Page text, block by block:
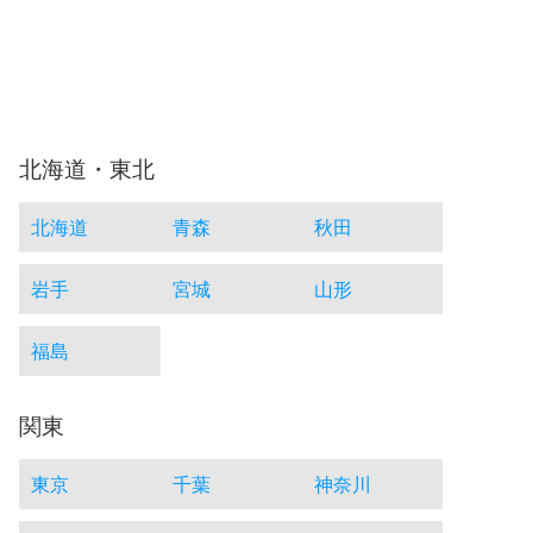
北海道・東北
北海道 青森 秋田
岩手 宮城 山形
福島
関東
東京 千葉 神奈川